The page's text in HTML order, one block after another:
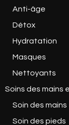
Anti-âge
Détox
Hydratation
Masques
Nettoyants
Soins des mains
Soin des mains
Soin des pieds